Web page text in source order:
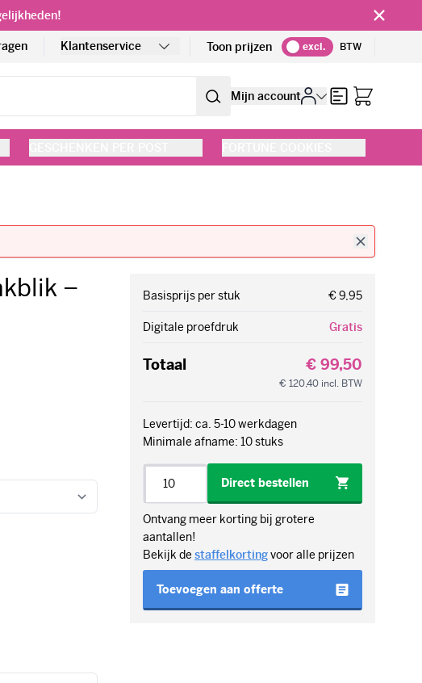
Klantenservice Toon prijzen excl. BTW
Mijn account
Offerte
–
Basisprijs per stuk € 9,95
Digitale proefdruk Gratis
Totaal € 99,50
€ 120,40 incl. BTW
Levertijd: ca. 5-10 werkdagen
Minimale afname: 10 stuks
Direct bestellen
Ontvang meer korting bij grotere
aantallen!
Bekijk de staffelkortingvoor alle prijzen
Toevoegen aan offerte